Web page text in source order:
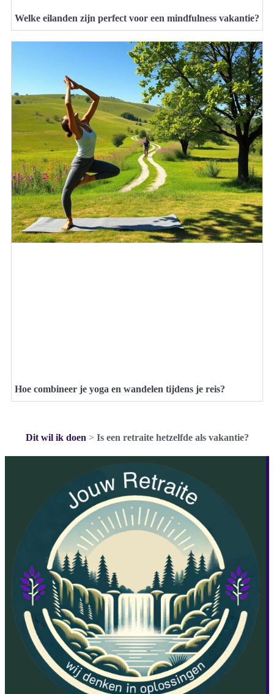
Welke eilanden zijn perfect voor een mindfulness vakantie?
Hoe combineer je yoga en wandelen tijdens je reis?
Dit wil ik doen > Is een retraite hetzelfde als vakantie?